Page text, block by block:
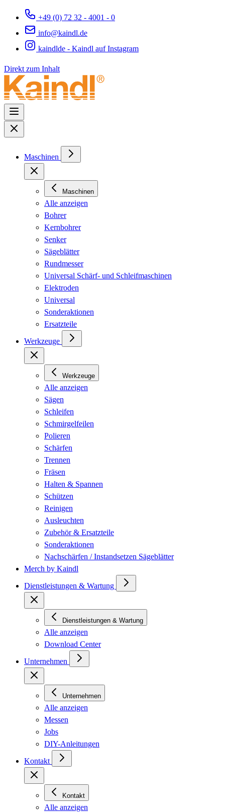
+49 (0) 72 32 - 4001 - 0
info@kaindl.de
kaindlde - Kaindl auf Instagram
Direkt zum Inhalt
Maschinen
Maschinen
Alle anzeigen
Bohrer
Kernbohrer
Senker
Sägeblätter
Rundmesser
Universal Schärf- und Schleifmaschinen
Elektroden
Universal
Sonderaktionen
Ersatzteile
Werkzeuge
Werkzeuge
Alle anzeigen
Sägen
Schleifen
Schmirgelfeilen
Polieren
Schärfen
Trennen
Fräsen
Halten & Spannen
Schützen
Reinigen
Ausleuchten
Zubehör & Ersatzteile
Sonderaktionen
Nachschärfen / Instandsetzen Sägeblätter
Merch by Kaindl
Dienstleistungen & Wartung
Dienstleistungen & Wartung
Alle anzeigen
Download Center
Unternehmen
Unternehmen
Alle anzeigen
Messen
Jobs
DIY-Anleitungen
Kontakt
Kontakt
Alle anzeigen